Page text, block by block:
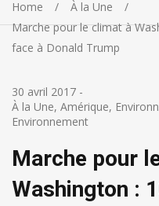
Home
À la Une
Marche pour le climat à
face à Donald Trump
30 avril 2017 -
À la Une, Amérique,
Environnement
Marche pour
Washington :